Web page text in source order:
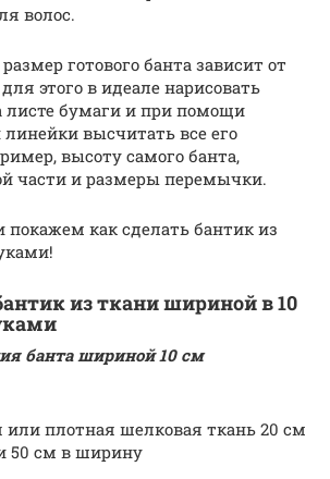
волос.
готового банта зависит от
этого в идеале нарисовать
листе бумаги и при помощи
высчитать все его
высоту самого банта,
части и размеры перемычки.
как сделать бантик из
из ткани шириной в 10
банта шириной 10 см
или плотная шелковая ткань 20 см
50 см в ширину